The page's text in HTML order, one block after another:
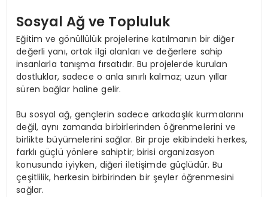
Sosyal Ağ ve Topluluk
Eğitim ve gönüllülük projelerine katılmanın bir diğer
değerli yanı, ortak ilgi alanları ve değerlere sahip
insanlarla tanışma fırsatıdır. Bu projelerde kurulan
dostluklar, sadece o anla sınırlı kalmaz; uzun yıllar
süren bağlar haline gelir.
Bu sosyal ağ, gençlerin sadece arkadaşlık kurmalarını
değil, aynı zamanda birbirlerinden öğrenmelerini ve
birlikte büyümelerini sağlar. Bir proje ekibindeki herkes,
farklı güçlü yönlere sahiptir; birisi organizasyon
konusunda iyiyken, diğeri iletişimde güçlüdür. Bu
çeşitlilik, herkesin birbirinden bir şeyler öğrenmesini
sağlar.